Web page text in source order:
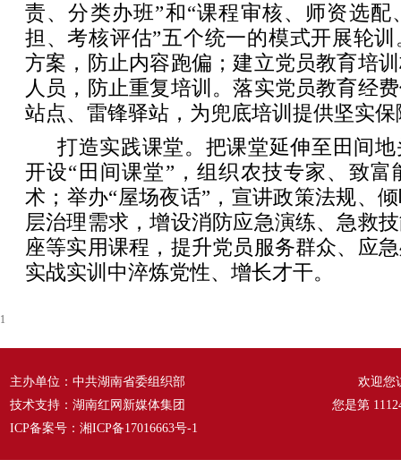
责、分类办班”和“课程审核、师资选
担、考核评估”五个统一的模式开展轮
方案，防止内容跑偏；建立党员教育培
人员，防止重复培训。落实党员教育经
站点、雷锋驿站，为兜底培训提供坚实保
打造实践课堂。把课堂延伸至田间
开设“田间课堂”，组织农技专家、致
术；举办“屋场夜话”，宣讲政策法规、
层治理需求，增设消防应急演练、急救
座等实用课程，提升党员服务群众、应
实战实训中淬炼党性、增长才干。
1
主办单位：中共湖南省委组织部
技术支持：湖南红网新媒体集团
ICP备案号： 湘ICP备17016663号-1
欢迎您
您是第